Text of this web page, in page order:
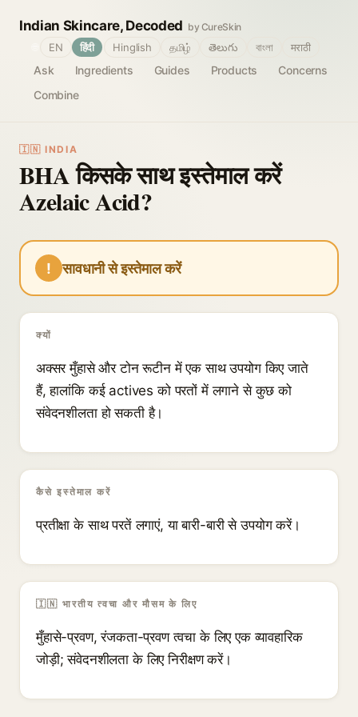
Indian Skincare, Decoded by CureSkin
Ask Ingredients Guides Products
Concerns
Combine
EN हिंदी Hinglish தமிழ் తెలుగు বাংলা मराठी
🇮🇳 INDIA
BHA किसके साथ इस्तेमाल करें
Azelaic Acid?
! सावधानी से इस्तेमाल करें
क्यों
अक्सर मुँहासे और टोन रूटीन में एक साथ उपयोग किए जाते
हैं, हालांकि कई actives को परतों में लगाने से कुछ को
संवेदनशीलता हो सकती है।
कैसे इस्तेमाल करें
प्रतीक्षा के साथ परतें लगाएं, या बारी-बारी से उपयोग करें।
🇮🇳 भारतीय त्वचा और मौसम के लिए
मुँहासे-प्रवण, रंजकता-प्रवण त्वचा के लिए एक व्यावहारिक
जोड़ी; संवेदनशीलता के लिए निरीक्षण करें।